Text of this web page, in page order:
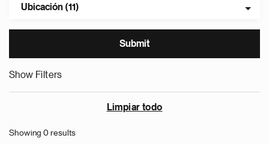
Ubicación (11)
Show Filters
Limpiar todo
Showing 0 results